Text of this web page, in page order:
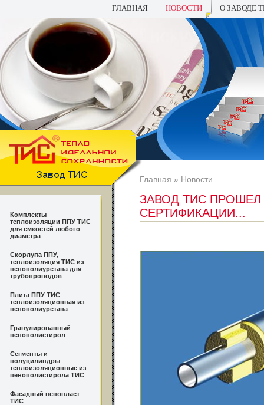
ГЛАВНАЯ НОВОСТИ О ЗАВОДЕ
Комплекты
теплоизоляции ППУ ТИС
для емкостей любого
диаметра
Cкорлупа ППУ,
теплоизоляция ТИС из
пенополиуретана для
трубопроводов
Плита ППУ ТИС
теплоизоляционная из
пенополиуретана
Гранулированный
пенополистирол
Сегменты и
полуцилиндры
теплоизоляционные из
пенополистирола ТИС
Фасадный пенопласт
ТИС
Главная » Новости
ЗАВОД ТИС
СЕРТИФИКАЦИИ...